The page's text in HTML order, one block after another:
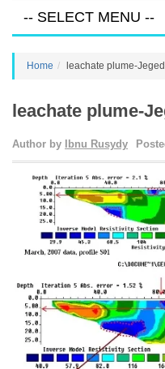
Home leachate plume-
leachate plume-
Author by Ibnu Rusydy